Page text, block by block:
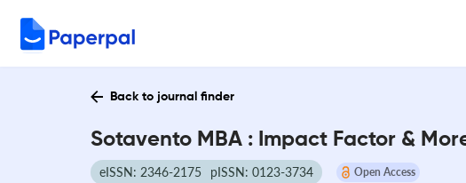
Back to journal finder
Sotavento MBA : Impact Factor &
eISSN: 2346-2175 pISSN: 0123-3734 Open Access